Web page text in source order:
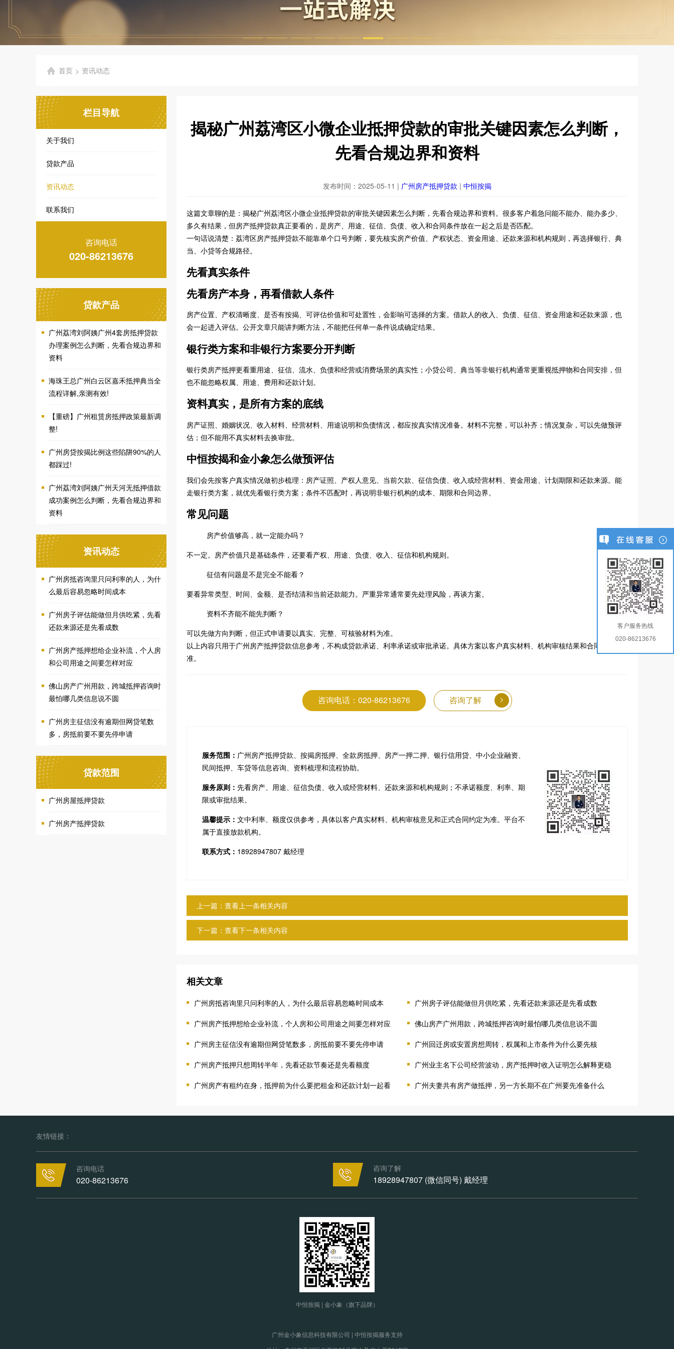
首页 > 资讯动态
栏目导航
关于我们
贷款产品
资讯动态
联系我们
咨询电话
020-86213676
贷款产品
广州荔湾刘阿姨广州4套房抵押贷款
办理案例怎么判断，先看合规边界和
资料
海珠王总广州白云区嘉禾抵押典当全
流程详解,亲测有效!
【重磅】广州租赁房抵押政策最新调
整!
广州房贷按揭比例这些陷阱90%的人
都踩过!
广州荔湾刘阿姨广州天河无抵押借款
成功案例怎么判断，先看合规边界和
资料
资讯动态
广州房抵咨询里只问利率的人，为什
么最后容易忽略时间成本
广州房子评估能做但月供吃紧，先看
还款来源还是先看成数
广州房产抵押想给企业补流，个人房
和公司用途之间要怎样对应
佛山房产广州用款，跨城抵押咨询时
最怕哪几类信息说不圆
广州房主征信没有逾期但网贷笔数
多，房抵前要不要先停申请
贷款范围
广州房屋抵押贷款
广州房产抵押贷款
揭秘广州荔湾区小微企业抵押贷款的审批关键因素怎么判断，
先看合规边界和资料
发布时间：2025-05-11 | 广州房产抵押贷款 | 中恒按揭
这篇文章聊的是：揭秘广州荔湾区小微企业抵押贷款的审批关键因素怎么判断，先看合规边界和资料。很多客户着急问能不能办、能办多少、
多久有结果，但房产抵押贷款真正要看的，是房产、用途、征信、负债、收入和合同条件放在一起之后是否匹配。
一句话说清楚：荔湾区房产抵押贷款不能靠单个口号判断，要先核实房产价值、产权状态、资金用途、还款来源和机构规则，再选择银行、典
当、小贷等合规路径。
先看真实条件
先看房产本身，再看借款人条件
房产位置、产权清晰度、是否有按揭、可评估价值和可处置性，会影响可选择的方案。借款人的收入、负债、征信、资金用途和还款来源，也
会一起进入评估。公开文章只能讲判断方法，不能把任何单一条件说成确定结果。
银行类方案和非银行方案要分开判断
银行类房产抵押更看重用途、征信、流水、负债和经营或消费场景的真实性；小贷公司、典当等非银行机构通常更重视抵押物和合同安排，但
也不能忽略权属、用途、费用和还款计划。
资料真实，是所有方案的底线
房产证照、婚姻状况、收入材料、经营材料、用途说明和负债情况，都应按真实情况准备。材料不完整，可以补齐；情况复杂，可以先做预评
估；但不能用不真实材料去换审批。
中恒按揭和金小象怎么做预评估
我们会先按客户真实情况做初步梳理：房产证照、产权人意见、当前欠款、征信负债、收入或经营材料、资金用途、计划期限和还款来源。能
走银行类方案，就优先看银行类方案；条件不匹配时，再说明非银行机构的成本、期限和合同边界。
常见问题
房产价值够高，就一定能办吗？
不一定。房产价值只是基础条件，还要看产权、用途、负债、收入、征信和机构规则。
征信有问题是不是完全不能看？
要看异常类型、时间、金额、是否结清和当前还款能力。严重异常通常要先处理风险，再谈方案。
资料不齐能不能先判断？
可以先做方向判断，但正式申请要以真实、完整、可核验材料为准。
以上内容只用于广州房产抵押贷款信息参考，不构成贷款承诺、利率承诺或审批承诺。具体方案以客户真实材料、机构审核结果和合同约定为
准。
咨询电话：020-86213676 咨询了解
服务范围： 广州房产抵押贷款、按揭房抵押、全款房抵押、房产一押二押、银行信用贷、中小企业融资、
民间抵押、车贷等信息咨询、资料梳理和流程协助。
服务原则： 先看房产、用途、征信负债、收入或经营材料、还款来源和机构规则；不承诺额度、利率、期
限或审批结果。
温馨提示： 文中利率、额度仅供参考，具体以客户真实材料、机构审核意见和正式合同约定为准。平台不
属于直接放款机构。
联系方式： 18928947807 戴经理
上一篇：查看上一条相关内容
下一篇：查看下一条相关内容
相关文章
广州房抵咨询里只问利率的人，为什么最后容易忽略时间成本 广州房子评估能做但月供吃紧，先看还款来源还是先看成数
广州房产抵押想给企业补流，个人房和公司用途之间要怎样对应 佛山房产广州用款，跨城抵押咨询时最怕哪几类信息说不圆
广州房主征信没有逾期但网贷笔数多，房抵前要不要先停申请 广州回迁房或安置房想周转，权属和上市条件为什么要先核
广州房产抵押只想周转半年，先看还款节奏还是先看额度 广州业主名下公司经营波动，房产抵押时收入证明怎么解释更稳
广州房产有租约在身，抵押前为什么要把租金和还款计划一起看 广州夫妻共有房产做抵押，另一方长期不在广州要先准备什么
友情链接：
咨询电话
020-86213676
咨询了解
18928947807 (微信同号) 戴经理
中恒按揭 | 金小象（旗下品牌）
广州金小象信息科技有限公司 | 中恒按揭服务支持
客户服务热线
020-86213676